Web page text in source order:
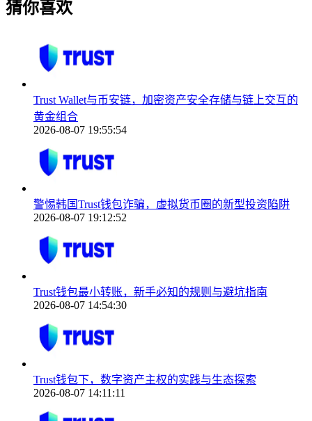
猜你喜欢
Trust Wallet与币安链，加密资产安全存储与链上交互的
黄金组合
2026-08-07 19:55:54
警惕韩国Trust钱包诈骗，虚拟货币圈的新型投资陷阱
2026-08-07 19:12:52
Trust钱包最小转账，新手必知的规则与避坑指南
2026-08-07 14:54:30
Trust钱包下，数字资产主权的实践与生态探索
2026-08-07 14:11:11